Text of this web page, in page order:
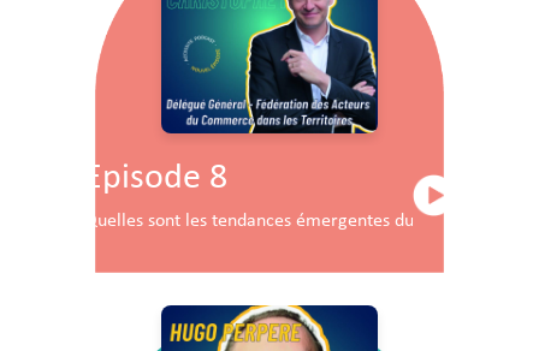
Episode 8
Quelles sont les tendances émergentes du commerce en